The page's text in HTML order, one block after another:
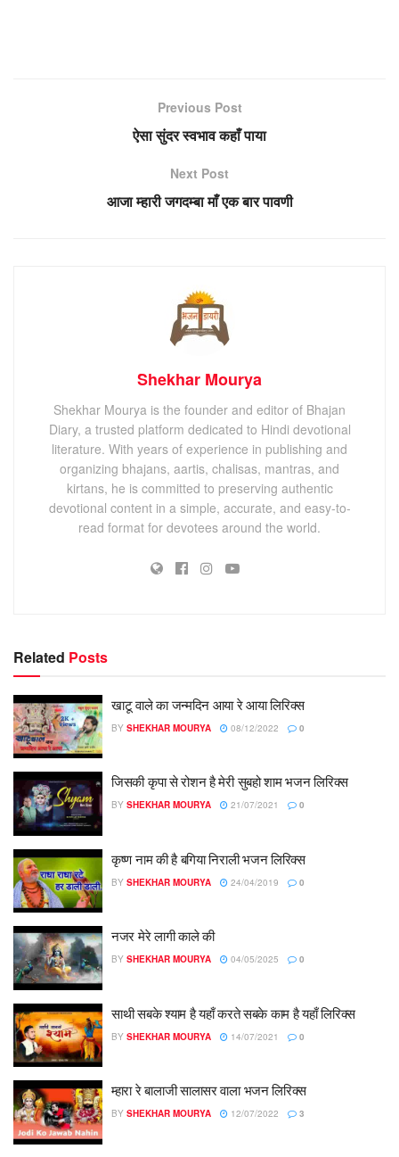
Previous Post
ऐसा सुंदर स्वभाव कहाँ पाया
Next Post
आजा म्हारी जगदम्बा माँ एक बार पावणी
Shekhar Mourya
Shekhar Mourya is the founder and editor of Bhajan
Diary, a trusted platform dedicated to Hindi devotional
literature. With years of experience in publishing and
organizing bhajans, aartis, chalisas, mantras, and
kirtans, he is committed to preserving authentic
devotional content in a simple, accurate, and easy-to-
read format for devotees around the world.
Related Posts
खाटू वाले का जन्मदिन आया रे आया लिरिक्स
BY SHEKHAR MOURYA 08/12/2022 0
जिसकी कृपा से रोशन है मेरी सुबहो शाम भजन लिरिक्स
BY SHEKHAR MOURYA 21/07/2021 0
कृष्ण नाम की है बगिया निराली भजन लिरिक्स
BY SHEKHAR MOURYA 24/04/2019 0
नजर मेरे लागी काले की
BY SHEKHAR MOURYA 04/05/2025 0
साथी सबके श्याम है यहाँ करते सबके काम है यहाँ लिरिक्स
BY SHEKHAR MOURYA 14/07/2021 0
म्हारा रे बालाजी सालासर वाला भजन लिरिक्स
BY SHEKHAR MOURYA 12/07/2022 3